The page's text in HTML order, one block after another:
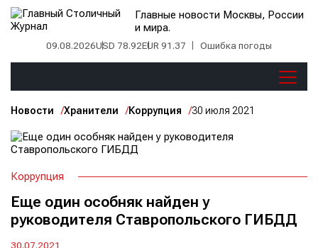
Главные новости Москвы, России
и мира.
09.08.2026USD 78.92EUR 91.37 Ошибка погоды
Новости Хранители Коррупция 30 июля 2021
Коррупция
Еще один особняк найден у
руководителя Ставропольского ГИБДД
30.07.2021